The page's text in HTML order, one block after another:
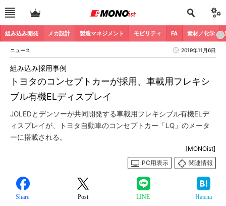
組み込み開発 メカ設計 製造マネジメント モビリティ FA 素材／化学
ニュース 2019年11月6日
トヨタのコンセプトカーが採用、車載用フレキシ
ブル有機ELディスプレイ
組み込み採用事例
JOLEDとデンソーが共同開発する車載用フレキシブル有機ELデ
ィスプレイが、トヨタ自動車のコンセプトカー「LQ」のメータ
ーに搭載される。
[MONOist]
PC用表示
関連情報
Share Post LINE Hatena